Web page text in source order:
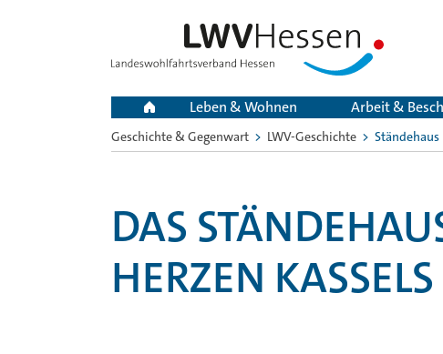
Leben & Wohnen Arbeit &
Sie
sind
Geschichte & Gegenwart LWV-Geschichte Ständehaus
DAS
HERZEN